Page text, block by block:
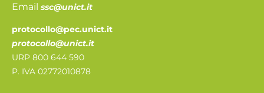
Email ssc@unict.it
protocollo@pec.unict.it
protocollo@unict.it
URP 800 644 590
P. IVA 02772010878